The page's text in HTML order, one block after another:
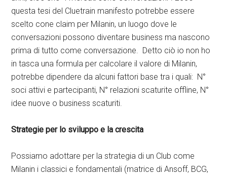
questa tesi del Cluetrain manifesto potrebbe essere
scelto cone claim per Milanin, un luogo dove le
conversazioni possono diventare business ma nascono
prima di tutto come conversazione. Detto ciò io non ho
in tasca una formula per calcolare il valore di Milanin,
potrebbe dipendere da alcuni fattori base tra i quali: N°
soci attivi e partecipanti, N° relazioni scaturite offline, N°
idee nuove o business scaturiti.
Strategie per lo sviluppo e la crescita
Possiamo adottare per la strategia di un Club come
Milanin i classici e fondamentali (matrice di Ansoff, BCG,